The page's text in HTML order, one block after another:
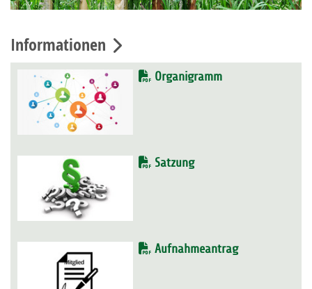
Informationen
Organigramm
Satzung
Aufnahmeantrag